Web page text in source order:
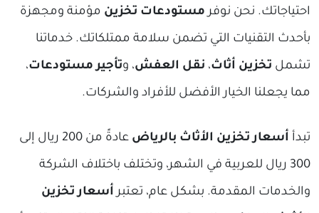
احتياجاتك. نحن نوفرمستودعات تخزين مؤمنة ومجهزة
بأحدث التقنيات التي تضمن سلامة ممتلكاتك. خدماتنا
تشمل تخزين أثاث، نقل العفش، وتأجير مستودعات،
مما يجعلنا الخيار الأفضل للأفراد والشركات.
تبدأ أسعار تخزين الأثاث بالرياض
عادةً من 200 ريال إلى
300 ريال للعربية في الشهر، وتختلف باختلاف الشركة
والخدمات المقدمة. بشكل عام، تعتبر أسعار تخزين